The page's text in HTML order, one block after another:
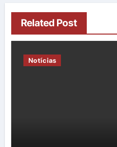
Related Post
Notícias